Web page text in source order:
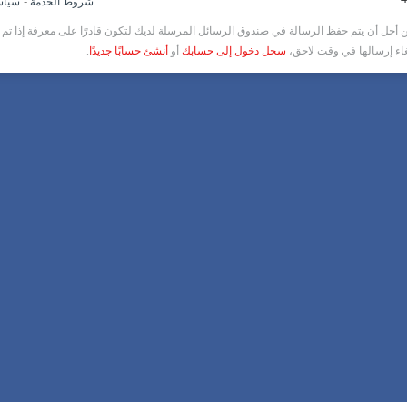
أجل أن يتم حفظ الرسالة في صندوق الرسائل المرسلة لديك لتكون قادرًا على معرفة إذا تم
إرسالها في وقت لاحق، سجل دخول إلى حسابك أو أنشئ حسابًا جديدًا .